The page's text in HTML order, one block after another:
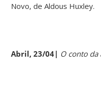
Novo, de Aldous Huxley.
Abril, 23/04| O conto da